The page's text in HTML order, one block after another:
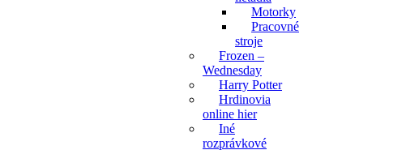
Motorky
Pracovné
stroje
Frozen –
Wednesday
Harry Potter
Hrdinovia
online hier
Iné
rozprávkové